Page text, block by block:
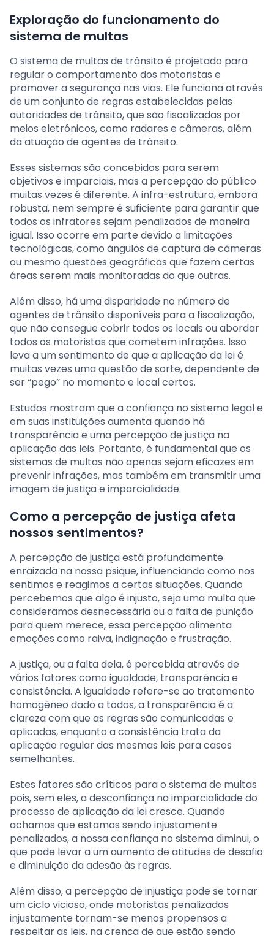
Exploração do funcionamento do
sistema de multas
O sistema de multas de trânsito é projetado para
regular o comportamento dos motoristas e
promover a segurança nas vias. Ele funciona através
de um conjunto de regras estabelecidas pelas
autoridades de trânsito, que são fiscalizadas por
meios eletrônicos, como radares e câmeras, além
da atuação de agentes de trânsito.
Esses sistemas são concebidos para serem
objetivos e imparciais, mas a percepção do público
muitas vezes é diferente. A infra-estrutura, embora
robusta, nem sempre é suficiente para garantir que
todos os infratores sejam penalizados de maneira
igual. Isso ocorre em parte devido a limitações
tecnológicas, como ângulos de captura de câmeras
ou mesmo questões geográficas que fazem certas
áreas serem mais monitoradas do que outras.
Além disso, há uma disparidade no número de
agentes de trânsito disponíveis para a fiscalização,
que não consegue cobrir todos os locais ou abordar
todos os motoristas que cometem infrações. Isso
leva a um sentimento de que a aplicação da lei é
muitas vezes uma questão de sorte, dependente de
ser “pego” no momento e local certos.
Estudos mostram que a confiança no sistema legal e
em suas instituições aumenta quando há
transparência e uma percepção de justiça na
aplicação das leis. Portanto, é fundamental que os
sistemas de multas não apenas sejam eficazes em
prevenir infrações, mas também em transmitir uma
imagem de justiça e imparcialidade.
Como a percepção de justiça afeta
nossos sentimentos?
A percepção de justiça está profundamente
enraizada na nossa psique, influenciando como nos
sentimos e reagimos a certas situações. Quando
percebemos que algo é injusto, seja uma multa que
consideramos desnecessária ou a falta de punição
para quem merece, essa percepção alimenta
emoções como raiva, indignação e frustração.
A justiça, ou a falta dela, é percebida através de
vários fatores como igualdade, transparência e
consistência. A igualdade refere-se ao tratamento
homogêneo dado a todos, a transparência é a
clareza com que as regras são comunicadas e
aplicadas, enquanto a consistência trata da
aplicação regular das mesmas leis para casos
semelhantes.
Estes fatores são críticos para o sistema de multas
pois, sem eles, a desconfiança na imparcialidade do
processo de aplicação da lei cresce. Quando
achamos que estamos sendo injustamente
penalizados, a nossa confiança no sistema diminui, o
que pode levar a um aumento de atitudes de desafio
e diminuição da adesão às regras.
Além disso, a percepção de injustiça pode se tornar
um ciclo vicioso, onde motoristas penalizados
injustamente tornam-se menos propensos a
respeitar as leis, na crença de que estão sendo